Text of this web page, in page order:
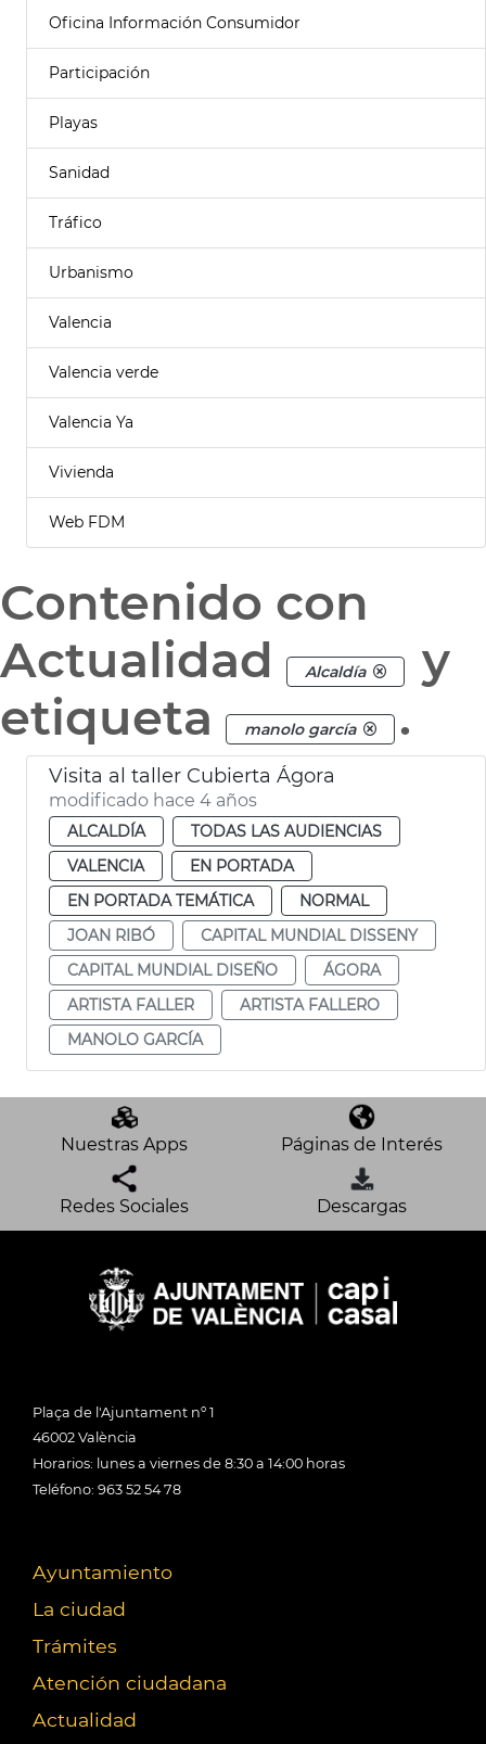
Oficina Información Consumidor
Participación
Playas
Sanidad
Tráfico
Urbanismo
Valencia
Valencia verde
Valencia Ya
Vivienda
Web FDM
Contenido con
Actualidad
Alcaldía
y
etiqueta
manolo garcía .
Visita al taller Cubierta Ágora
modificado hace 4 años
ALCALDÍA
TODAS LAS AUDIENCIAS
VALENCIA
EN PORTADA
EN PORTADA TEMÁTICA
NORMAL
JOAN RIBÓ
CAPITAL MUNDIAL DISSENY
CAPITAL MUNDIAL DISEÑO
ÁGORA
ARTISTA FALLER
ARTISTA FALLERO
MANOLO GARCÍA
Nuestras Apps Páginas de Interés
Redes Sociales Descargas
Plaça de l'Ajuntament nº 1
46002 València
Horarios: lunes a viernes de 8:30 a 14:00 horas
Teléfono: 963 52 54 78
Ayuntamiento
La ciudad
Trámites
Atención ciudadana
Actualidad